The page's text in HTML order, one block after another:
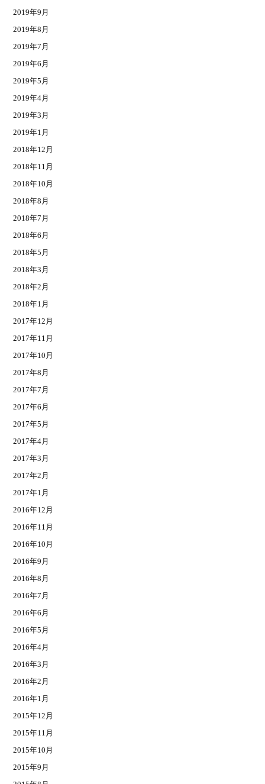
2019年9月
2019年8月
2019年7月
2019年6月
2019年5月
2019年4月
2019年3月
2019年1月
2018年12月
2018年11月
2018年10月
2018年8月
2018年7月
2018年6月
2018年5月
2018年3月
2018年2月
2018年1月
2017年12月
2017年11月
2017年10月
2017年8月
2017年7月
2017年6月
2017年5月
2017年4月
2017年3月
2017年2月
2017年1月
2016年12月
2016年11月
2016年10月
2016年9月
2016年8月
2016年7月
2016年6月
2016年5月
2016年4月
2016年3月
2016年2月
2016年1月
2015年12月
2015年11月
2015年10月
2015年9月